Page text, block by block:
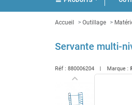
Accueil Outillage
Servante multi-
Réf : 880006204 Marque :
Précédentkeyboard_arrow_left